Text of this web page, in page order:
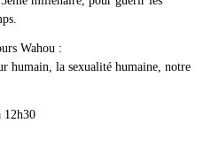
Wahou :
humain, la sexualité humaine, notre
12h30